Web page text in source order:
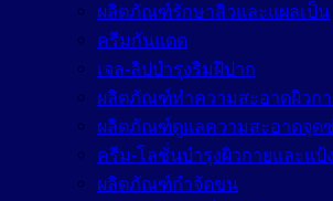
ผลิตภัณฑ์รักษาสิวและแผลเป็น
ครีมกันแดด
เจล-ลิปบำรุงริมฝีปาก
ผลิตภัณฑ์ทำความสะอาดผิวกา
ผลิตภัณฑ์ดูแลความสะอาดจุด
ครีม-โลชั่นบำรุงผิวกายและแป้
ผลิตภัณฑ์กำจัดขน